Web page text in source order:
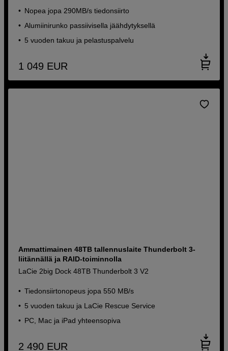
Nopea jopa 290MB/s tiedonsiirto
Alumiinirunko passiivisella jäähdytyksellä
5 vuoden takuu ja pelastuspalvelu
1 049 EUR
Ammattimainen 48TB tallennuslaite Thunderbolt 3-
liitännällä ja RAID-toiminnolla
LaCie 2big Dock 48TB Thunderbolt 3 V2
Tiedonsiirtonopeus jopa 550 MB/s
5 vuoden takuu ja LaCie Rescue Service
PC, Mac ja iPad yhteensopiva
2 490 EUR